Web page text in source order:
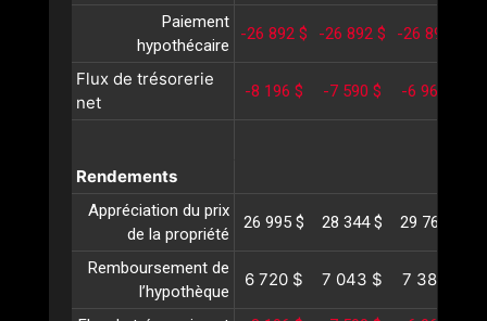
Paiement
hypothécaire
-26 892 $ -26 892 $ -26 892 $
Flux de trésorerie
net
-8 196 $ -7 590 $ -6 966 $
Rendements
Appréciation du prix
de la propriété
26 995 $ 28 344 $ 29 761 $
Remboursement de
l’hypothèque
6 720 $ 7 043 $ 7 381 $